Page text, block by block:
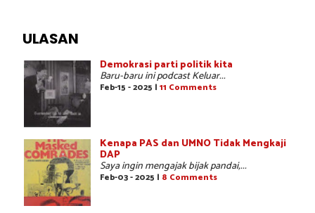
ULASAN
Demokrasi parti politik kita
Baru-baru ini podcast Keluar...
Feb-15 - 2025 | 11 Comments
Kenapa PAS dan UMNO Tidak Mengkaji
DAP
Saya ingin mengajak bijak pandai,...
Feb-03 - 2025 | 8 Comments